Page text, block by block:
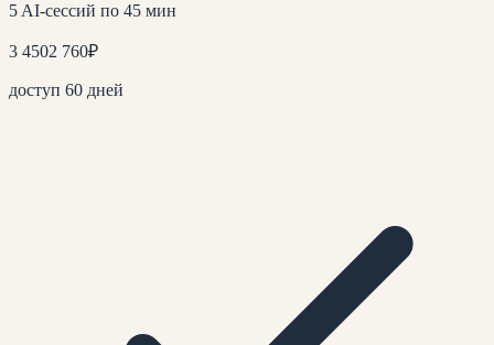
5 AI-сессий по 45 мин
3 4502 760₽
доступ 60 дней